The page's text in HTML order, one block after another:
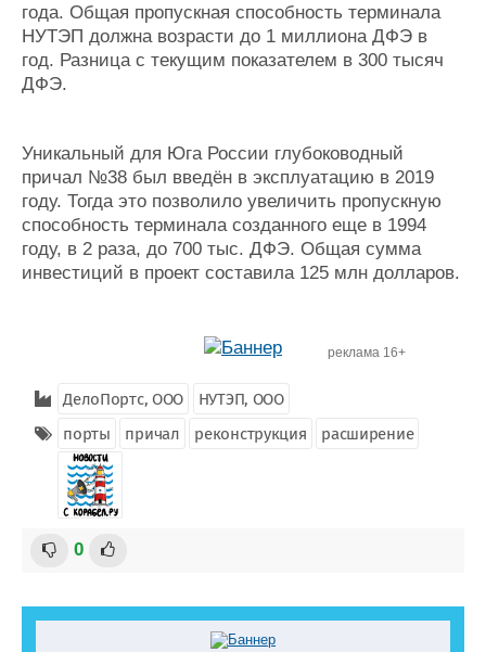
года. Общая пропускная способность терминала
НУТЭП должна возрасти до 1 миллиона ДФЭ в
год. Разница с текущим показателем в 300 тысяч
ДФЭ.
Уникальный для Юга России глубоководный
причал №38 был введён в эксплуатацию в 2019
году. Тогда это позволило увеличить пропускную
способность терминала созданного еще в 1994
году, в 2 раза, до 700 тыс. ДФЭ. Общая сумма
инвестиций в проект составила 125 млн долларов.
реклама 16+
ДелоПортс, ООО
НУТЭП, ООО
порты
причал реконструкция расширение
0